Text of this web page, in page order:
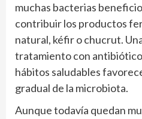
muchas bacterias
contribuir los productos
natural, kéfir o chucrut.
tratamiento con
hábitos saludables
gradual de la microbiota.
Aunque todavía quedan